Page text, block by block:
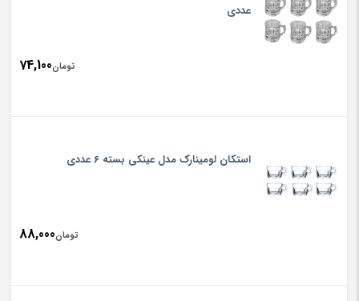
عددی
تومان74,100
استکان لومینارک مدل عینکی بسته 6 عددی
تومان88,000